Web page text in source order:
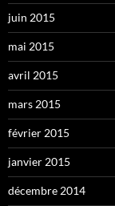
juin 2015
mai 2015
avril 2015
mars 2015
février 2015
janvier 2015
décembre 2014